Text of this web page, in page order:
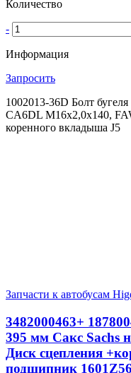
Количество
-
Информация
Запросить
1002013-36D Болт
CA6DL М16х2,0х140,
коренного вкладыша J5
Запчасти к автобусам
3482000463+
395 мм Сакс Sachs
Диск сцепления
подшипник